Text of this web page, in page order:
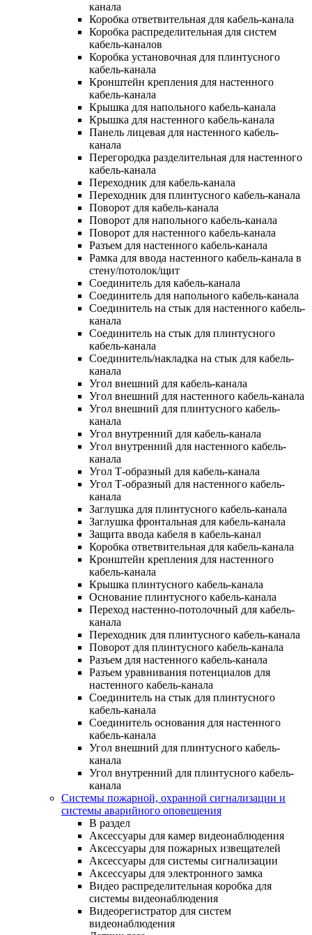
канала
Коробка ответвительная для кабель-канала
Коробка распределительная для систем
кабель-каналов
Коробка установочная для плинтусного
кабель-канала
Кронштейн крепления для настенного
кабель-канала
Крышка для напольного кабель-канала
Крышка для настенного кабель-канала
Панель лицевая для настенного кабель-
канала
Перегородка разделительная для настенного
кабель-канала
Переходник для кабель-канала
Переходник для плинтусного кабель-канала
Поворот для кабель-канала
Поворот для напольного кабель-канала
Поворот для настенного кабель-канала
Разъем для настенного кабель-канала
Рамка для ввода настенного кабель-канала в
стену/потолок/щит
Соединитель для кабель-канала
Соединитель для напольного кабель-канала
Соединитель на стык для настенного кабель-
канала
Соединитель на стык для плинтусного
кабель-канала
Соединитель/накладка на стык для кабель-
канала
Угол внешний для кабель-канала
Угол внешний для настенного кабель-канала
Угол внешний для плинтусного кабель-
канала
Угол внутренний для кабель-канала
Угол внутренний для настенного кабель-
канала
Угол Т-образный для кабель-канала
Угол Т-образный для настенного кабель-
канала
Заглушка для плинтусного кабель-канала
Заглушка фронтальная для кабель-канала
Защита ввода кабеля в кабель-канал
Коробка ответвительная для кабель-канала
Кронштейн крепления для настенного
кабель-канала
Крышка плинтусного кабель-канала
Основание плинтусного кабель-канала
Переход настенно-потолочный для кабель-
канала
Переходник для плинтусного кабель-канала
Поворот для плинтусного кабель-канала
Разъем для настенного кабель-канала
Разъем уравнивания потенциалов для
настенного кабель-канала
Соединитель на стык для плинтусного
кабель-канала
Соединитель основания для настенного
кабель-канала
Угол внешний для плинтусного кабель-
канала
Угол внутренний для плинтусного кабель-
канала
Системы пожарной, охранной сигнализации и
системы аварийного оповещения
В раздел
Аксессуары для камер видеонаблюдения
Аксессуары для пожарных извещателей
Аксессуары для системы сигнализации
Аксессуары для электронного замка
Видео распределительная коробка для
системы видеонаблюдения
Видеорегистратор для систем
видеонаблюдения